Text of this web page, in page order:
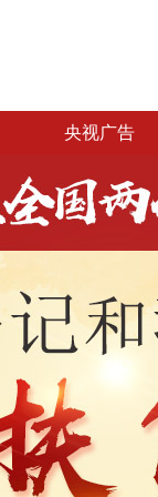
央视广告